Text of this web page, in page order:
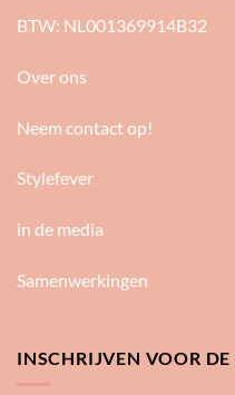
BTW: NL001369914B32
Over ons
Neem contact op!
Stylefever
in de media
Samenwerkingen
INSCHRIJVEN VOOR